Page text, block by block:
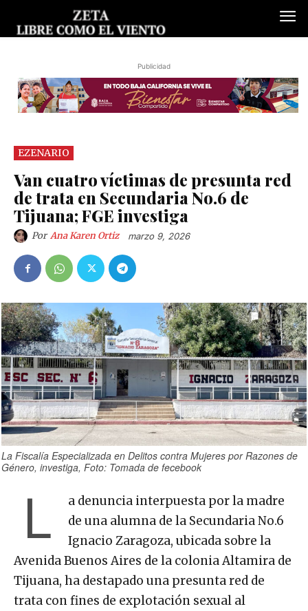
Publicidad
EZENARIO
Van cuatro víctimas de presunta red
de trata en Secundaria No.6 de
Tijuana; FGE investiga
Por Ana Karen Ortiz marzo 9, 2026
La Fiscalía Especializada en Delitos contra Mujeres por Razones de
Género, investiga, Foto: Tomada de fecebook
L
a denuncia interpuesta por la madre
de una alumna de la Secundaria No.6
Ignacio Zaragoza, ubicada sobre la
Avenida Buenos Aires de la colonia Altamira de
Tijuana, ha destapado una presunta red de
trata con fines de explotación sexual al